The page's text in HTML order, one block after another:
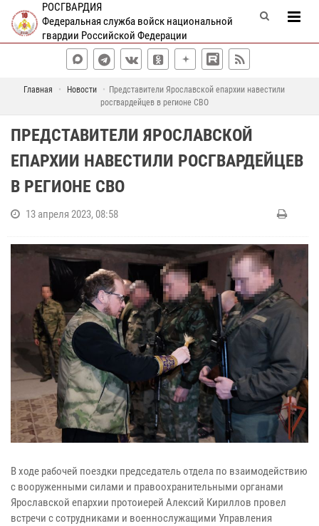
РОСГВАРДИЯ
Федеральная служба войск национальной
гвардии Российской Федерации
Главная Новости
Представители Ярославской епархии навестили
росгвардейцев в регионе СВО
ПРЕДСТАВИТЕЛИ ЯРОСЛАВСКОЙ
ЕПАРХИИ НАВЕСТИЛИ РОСГВАРДЕЙЦЕВ
В РЕГИОНЕ СВО
13 апреля 2023, 08:58
В ходе рабочей поездки председатель отдела по взаимодействию
с вооруженными силами и правоохранительными органами
Ярославской епархии протоиерей Алексий Кириллов провел
встречи с сотрудниками и военнослужащими Управления